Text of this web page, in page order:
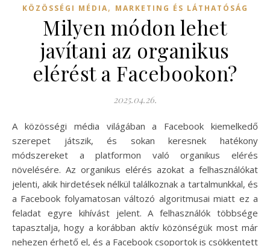
KÖZÖSSÉGI MÉDIA, MARKETING ÉS LÁTHATÓSÁG
Milyen módon lehet
javítani az organikus
elérést a Facebookon?
2025.04.26.
A közösségi média világában a Facebook kiemelkedő
szerepet játszik, és sokan keresnek hatékony
módszereket a platformon való organikus elérés
növelésére. Az organikus elérés azokat a felhasználókat
jelenti, akik hirdetések nélkül találkoznak a tartalmunkkal, és
a Facebook folyamatosan változó algoritmusai miatt ez a
feladat egyre kihívást jelent. A felhasználók többsége
tapasztalja, hogy a korábban aktív közönségük most már
nehezen érhető el, és a Facebook csoportok is csökkentett